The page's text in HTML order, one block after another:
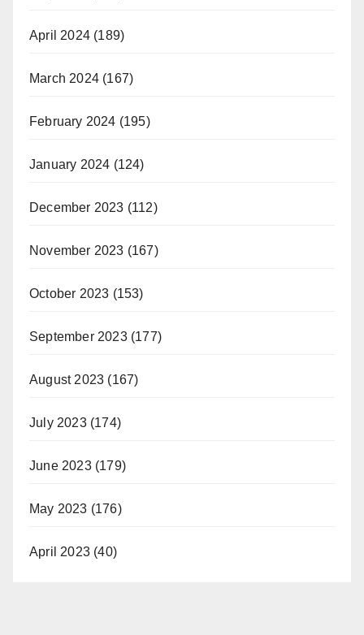
April 2024 (189)
March 2024 (167)
February 2024 (195)
January 2024 (124)
December 2023 (112)
November 2023 (167)
October 2023 (153)
September 2023(177)
August 2023 (167)
July 2023(174)
June 2023(179)
May 2023 (176)
April 2023 (40)